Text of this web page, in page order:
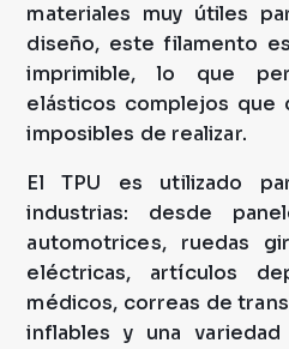
materiales muy útiles
diseño, este filamento
imprimible, lo que
elásticos complejos que
imposibles de realizar.
El TPU es utilizado
industrias: desde
automotrices, ruedas
eléctricas, artículos
médicos, correas de
inflables y una